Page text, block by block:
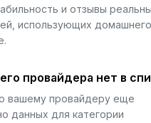
и отзывы
использующих домашнего
провайдера нет в
вашему провайдеру еще
данных для категории